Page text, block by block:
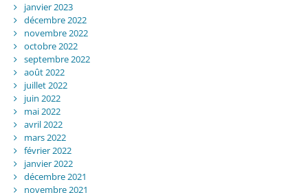
janvier 2023
décembre 2022
novembre 2022
octobre 2022
septembre 2022
août 2022
juillet 2022
juin 2022
mai 2022
avril 2022
mars 2022
février 2022
janvier 2022
décembre 2021
novembre 2021